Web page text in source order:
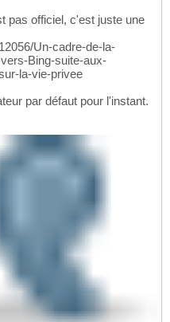
pas officiel, c'est juste une
Un-cadre-de-la-
Bing-suite-aux-
la-vie-privee
par défaut pour l'instant.